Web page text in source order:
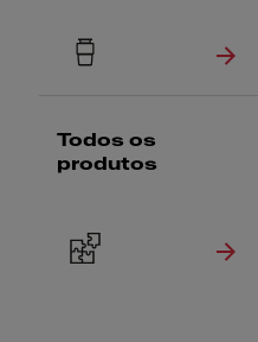
Todos os
produtos